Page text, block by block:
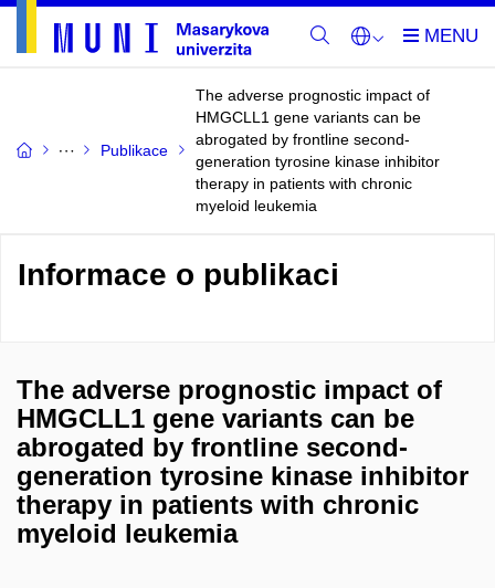
Publikace
The adverse prognostic impact of
HMGCLL1 gene variants can be
abrogated by frontline second-
generation tyrosine kinase inhibitor
therapy in patients with chronic
myeloid leukemia
Informace o publikaci
The adverse prognostic impact of
HMGCLL1 gene variants can be
abrogated by frontline second-
generation tyrosine kinase inhibitor
therapy in patients with chronic
myeloid leukemia